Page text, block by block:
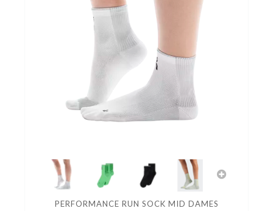
PERFORMANCE RUN SOCK MID DAMES